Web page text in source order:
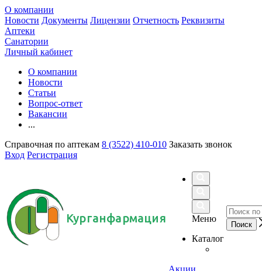
О компании
Новости Документы Лицензии Отчетность Реквизиты
Аптеки
Санатории
Личный кабинет
О компании
Новости
Статьи
Вопрос-ответ
Вакансии
...
Справочная по аптекам 8 (3522) 410-010 Заказать звонок
Вход Регистрация
Курганфармация
Меню
Каталог
Акции